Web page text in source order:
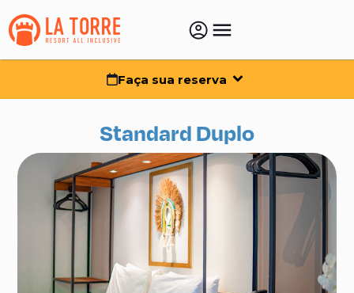
Faça sua reserva
Standard Duplo